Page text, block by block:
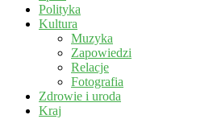
Polityka
Kultura
Muzyka
Zapowiedzi
Relacje
Fotografia
Zdrowie i uroda
Kraj